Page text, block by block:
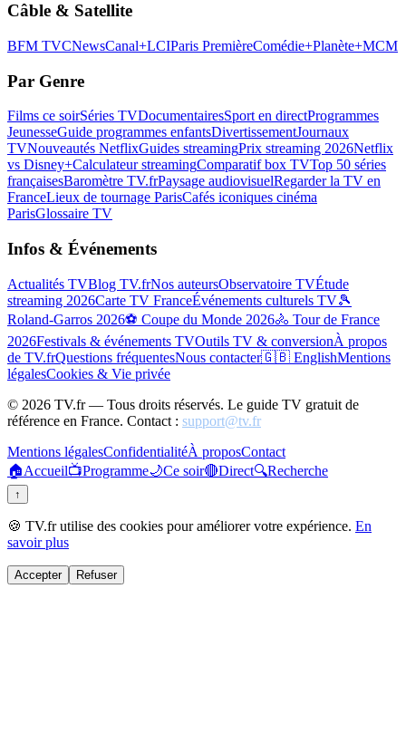
Câble & Satellite
BFM TVCNewsCanal+LCIParis PremièreComédie+Planète+MCM
Par Genre
Films ce soirSéries TVDocumentairesSport en directProgrammes
JeunesseGuide programmes enfantsDivertissementJournaux
TVNouveautés NetflixGuides streamingPrix streaming 2026Netflix
vs Disney+Calculateur streamingComparatif box TVTop 50 séries
françaisesBaromètre TV.frPaysage audiovisuelRegarder la TV en
FranceLieux de tournage ParisCafés iconiques cinéma
ParisGlossaire TV
Infos & Événements
Actualités TVBlog TV.frNos auteursObservatoire TVÉtude
streaming 2026Carte TV FranceÉvénements culturels TV🎾
Roland-Garros 2026⚽ Coupe du Monde 2026🚴 Tour de France
2026Festivals & événements TVOutils TV & conversionÀ propos
de TV.frQuestions fréquentesNous contacter🇬🇧 EnglishMentions
légalesCookies & Vie privée
© 2026 TV.fr — Tous droits réservés. Le guide TV gratuit de
référence en France. Contact : support@tv.fr
Mentions légalesConfidentialitéÀ proposContact
🏠Accueil📺Programme🌙Ce soir🔴Direct🔍Recherche
↑
🍪 TV.fr utilise des cookies pour améliorer votre expérience. En
savoir plus
Accepter Refuser